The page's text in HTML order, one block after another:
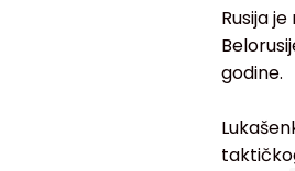
Rusija
godine.